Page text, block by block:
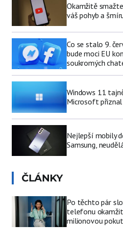
Okamžitě
váš pohyb a
Co se stalo 9.
bude moci EU
soukromých
Windows 11
Microsoft
Nejlepší mobily
Samsung,
ČLÁNKY
Po těchto pár
telefonu
milionovou